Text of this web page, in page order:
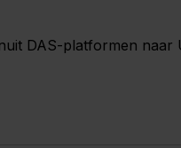
DAS-platformen